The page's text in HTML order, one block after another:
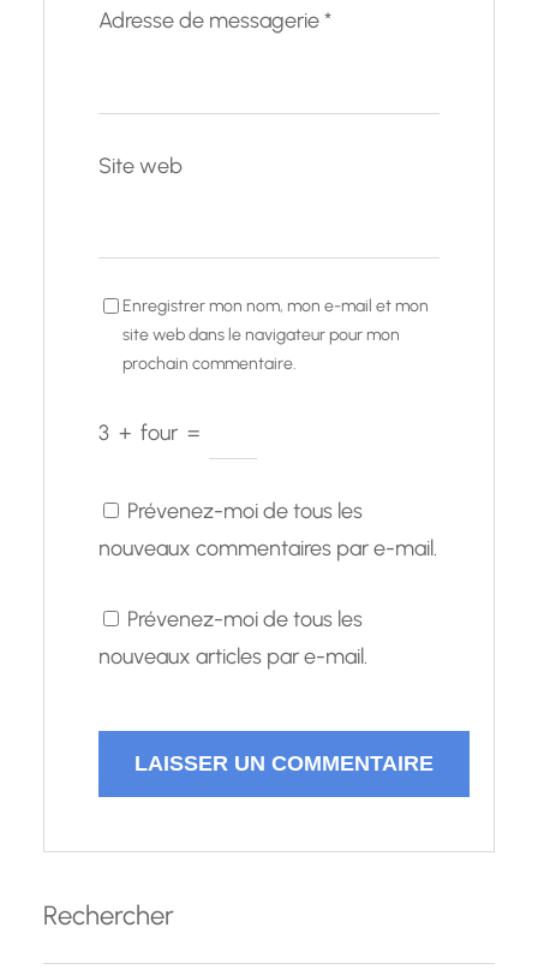
Adresse de messagerie*
Site web
Enregistrer mon nom, mon e-mail et mon
site web dans le navigateur pour mon
prochain commentaire.
3 + four =
Prévenez-moi de tous les
nouveaux commentaires par e-mail.
Prévenez-moi de tous les
nouveaux articles par e-mail.
Rechercher